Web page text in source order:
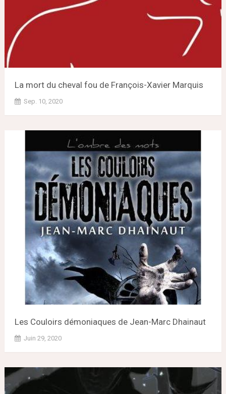
La mort du cheval fou de François-Xavier Marquis
Sep. 10, 2020
Les Couloirs démoniaques de Jean-Marc Dhainaut
Juin 29, 2020